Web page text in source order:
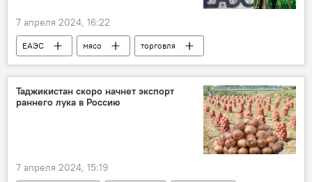
7 апреля 2024, 16:22
ЕАЭС мясо
торговля
экспорт
импорт
Таджикистан скоро начнет экспорт
раннего лука в Россию
7 апреля 2024, 15:19